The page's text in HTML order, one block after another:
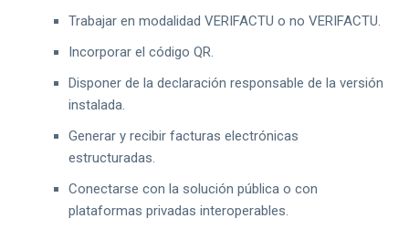
Trabajar en modalidad VERIFACTU o no VERIFACTU.
Incorporar el código QR.
Disponer de la declaración responsable de la versión
instalada.
Generar y recibir facturas electrónicas
estructuradas.
Conectarse con la solución pública o con
plataformas privadas interoperables.